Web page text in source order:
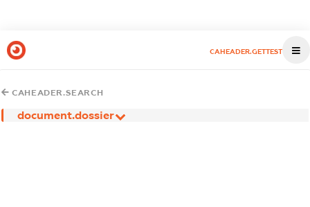
CAHEADER.GETTEST
CAHEADER.SEARCH
document.dossier